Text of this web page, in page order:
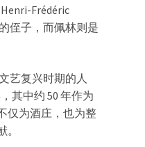
Frédéric
侄子，而佩林则是
艺复兴时期的人
其中约 50 年作为
仅为酒庄，也为整